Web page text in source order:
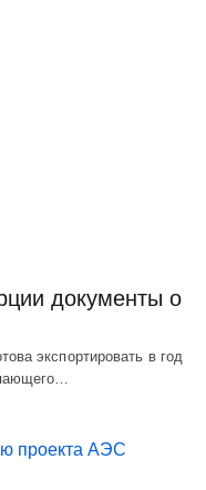
документы о
экспортировать в год